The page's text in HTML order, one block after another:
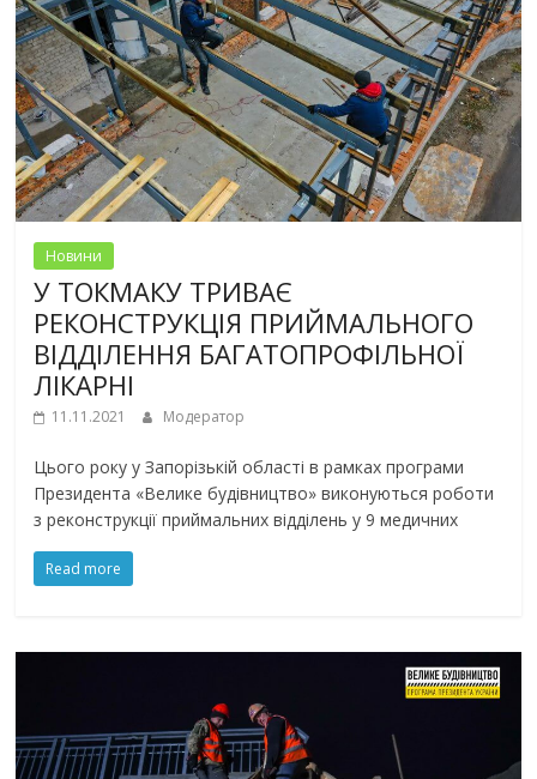
Новини
У ТОКМАКУ ТРИВАЄ
РЕКОНСТРУКЦІЯ ПРИЙМАЛЬНОГО
ВІДДІЛЕННЯ БАГАТОПРОФІЛЬНОЇ
ЛІКАРНІ
11.11.2021 Модератор
Цього року у Запорізькій області в рамках програми
Президента «Велике будівництво» виконуються роботи
з реконструкції приймальних відділень у 9 медичних
Read more